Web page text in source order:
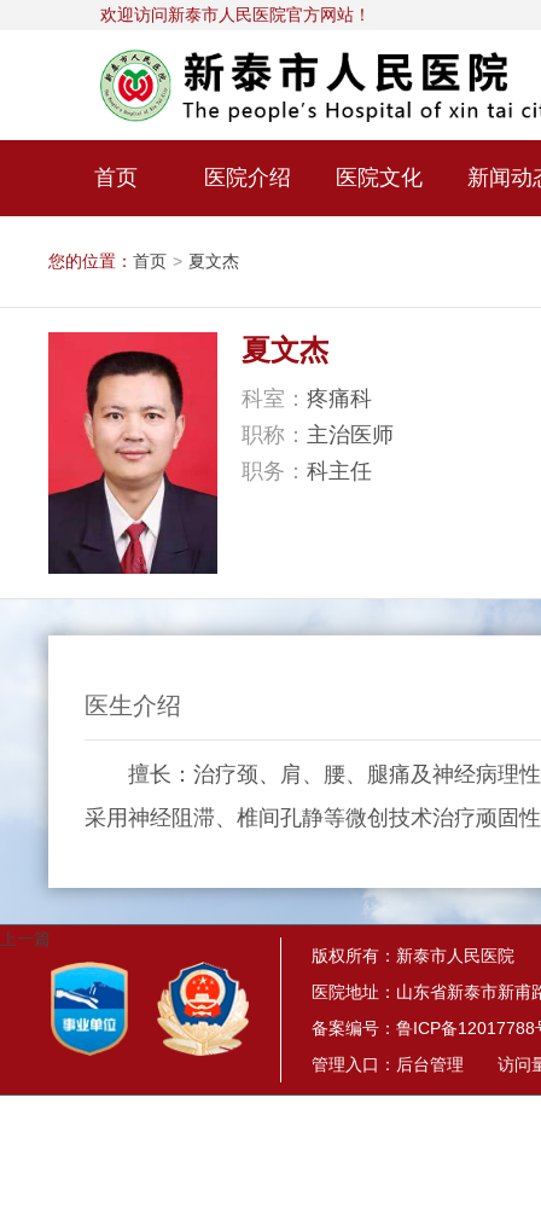
欢迎访问新泰市人民医院官方网站！
首页 医院介绍 医院文化 新闻动
您的位置： 首页 > 夏文杰
夏文杰
科室： 疼痛科
职称： 主治医师
职务： 科主任
医生介绍
擅长：治疗颈、肩、腰、腿痛及神经病理性
采用神经阻滞、椎间孔静等微创技术治疗顽固
上一篇
版权所有：新泰市人民医院
医院地址：山东省新泰市新甫
备案编号： 鲁ICP备12017788
管理入口： 后台管理 访问量